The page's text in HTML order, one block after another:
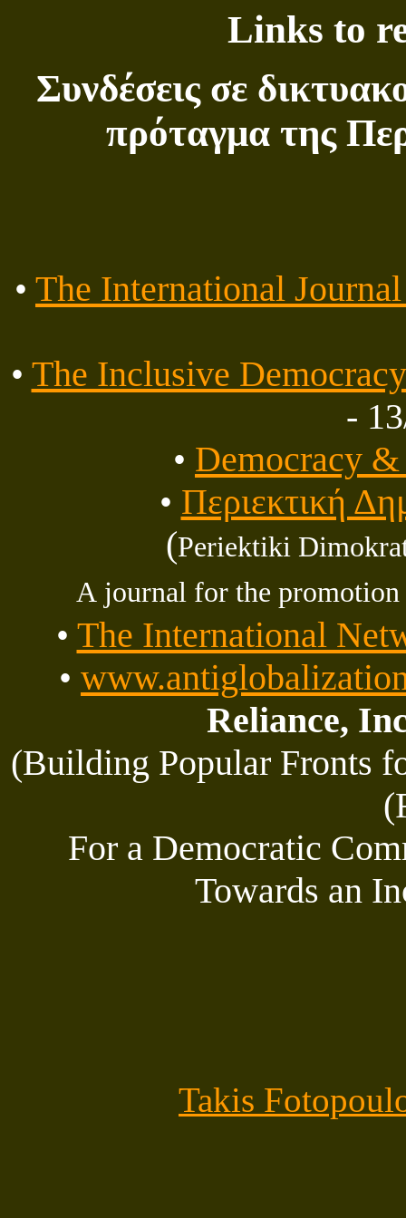
Links to
Συνδέσεις σε
πρόταγμα της
• The International
• The Inclusive
-
• Democracy
• Περιεκτική
(Periektiki
A journal for the
• The International
•
Reliance,
(Building Popular Fronts
For a Democratic
Towards an
Takis